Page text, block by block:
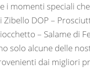
i momenti speciali
Zibello DOP –
– Salame di
solo alcune delle
dai migliori